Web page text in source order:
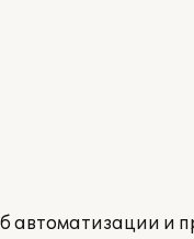
автоматизации и